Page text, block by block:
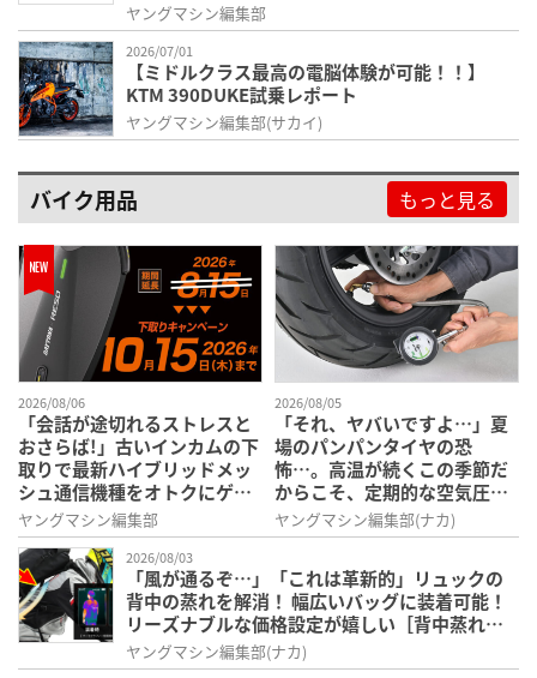
ヤングマシン編集部
2026/07/01
【ミドルクラス最高の電脳体験が可能！！】
KTM 390DUKE試乗レポート
ヤングマシン編集部(サカイ)
バイク用品 もっと見る
2026/08/06
「会話が途切れるストレスと
おさらば!」古いインカムの下
取りで最新ハイブリッドメッ
シュ通信機種をオトクにゲッ
トできる、デイトナのキャン
ペーンが開催中
ヤングマシン編集部
2026/08/05
「それ、ヤバいですよ…」夏
場のパンパンタイヤの恐
怖…。高温が続くこの季節だ
からこそ、定期的な空気圧チ
ェックは欠かせない！［デイ
トナ・メッシュホース付きエ
ヤングマシン編集部(ナカ)
2026/08/03
「風が通るぞ…」「これは革新的」リュックの
背中の蒸れを解消！ 幅広いバッグに装着可能！
リーズナブルな価格設定が嬉しい［背中蒸れん
ゾ］を紹介
ヤングマシン編集部(ナカ)